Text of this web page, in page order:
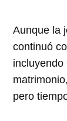
Aunque la
continuó
incluyendo
pero